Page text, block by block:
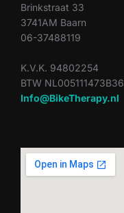
Brinkstraat 33
3741AM Baarn
06-37488119
K.V.K. 94802254
BTW NL005111473B36
Info@BikeTherapy.nl